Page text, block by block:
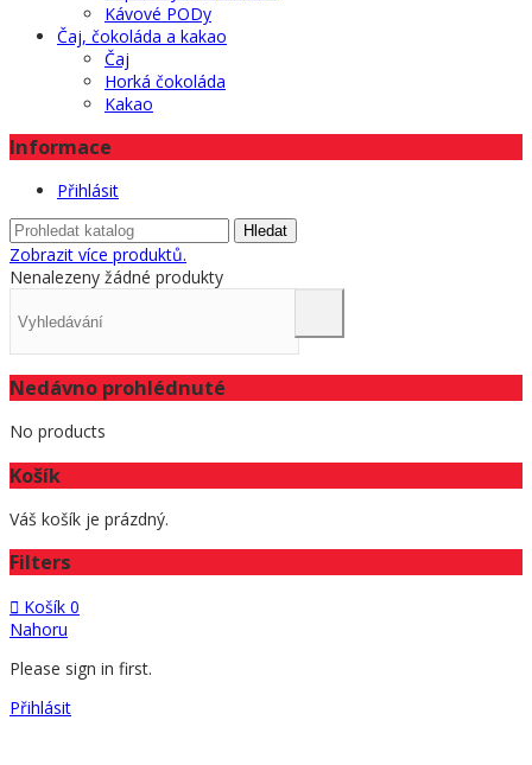
Kávové PODy
Čaj, čokoláda a kakao
Čaj
Horká čokoláda
Kakao
Informace
Přihlásit
Hledat
Zobrazit více produktů.
Nenalezeny žádné produkty
Nedávno prohlédnuté
No products
Košík
Váš košík je prázdný.
Filters
Košík 0
Nahoru
Please sign in first.
Přihlásit